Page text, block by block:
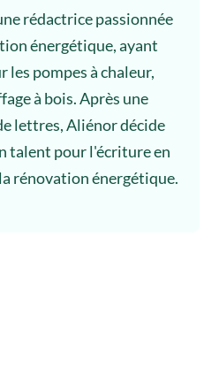
rédactrice passionnée
énergétique, ayant
pompes à chaleur,
à bois. Après une
lettres, Aliénor décide
talent pour l'écriture en
rénovation énergétique.